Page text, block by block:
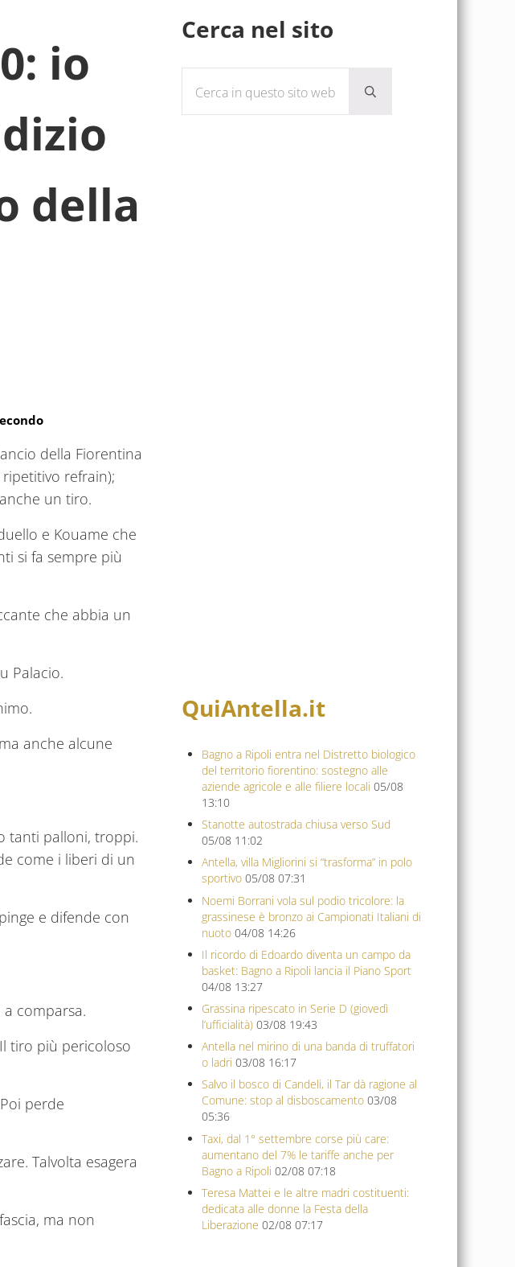
io
della
della Fiorentina
refrain);
un tiro.
e Kouame che
si fa sempre più
che abbia un
Palacio.
anche alcune
tanti palloni, troppi.
come i liberi di un
e difende con
comparsa.
tiro più pericoloso
perde
Talvolta esagera
ma non
Cerca nel sito
Submit search
QuiAntella.it
Bagno a Ripoli entra nel Distretto biologico
del territorio fiorentino: sostegno alle
aziende agricole e alle filiere locali 05/08
13:10
Stanotte autostrada chiusa verso Sud
05/08 11:02
Antella, villa Migliorini si “trasforma” in polo
sportivo 05/08 07:31
Noemi Borrani vola sul podio tricolore: la
grassinese è bronzo ai Campionati Italiani di
nuoto 04/08 14:26
Il ricordo di Edoardo diventa un campo da
basket: Bagno a Ripoli lancia il Piano Sport
04/08 13:27
Grassina ripescato in Serie D (giovedì
l’ufficialità) 03/08 19:43
Antella nel mirino di una banda di truffatori
o ladri 03/08 16:17
Salvo il bosco di Candeli, il Tar dà ragione al
Comune: stop al disboscamento 03/08
05:36
Taxi, dal 1° settembre corse più care:
aumentano del 7% le tariffe anche per
Bagno a Ripoli 02/08 07:18
Teresa Mattei e le altre madri costituenti:
dedicata alle donne la Festa della
Liberazione 02/08 07:17